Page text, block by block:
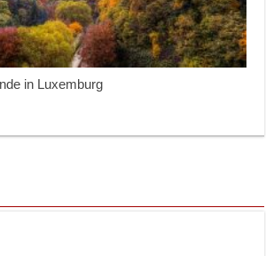
in Luxemburg